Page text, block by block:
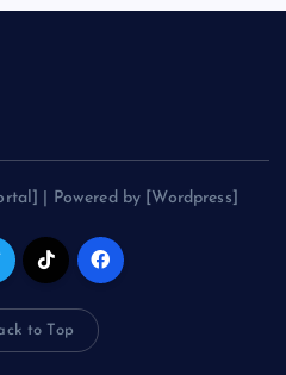
| Powered by [Wordpress]
to Top